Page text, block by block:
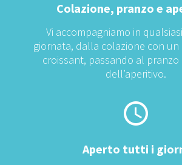
Colazione, pranzo e
Vi accompagniamo in
giornata, dalla colazione con un
croissant, passando al pranzo
dell’aperitivo.
Aperto tutti i